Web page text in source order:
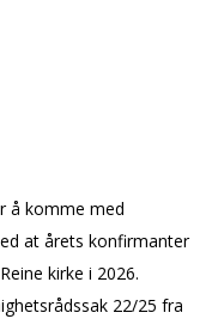
å komme med
at årets konfirmanter
kirke i 2026.
22/25 fra